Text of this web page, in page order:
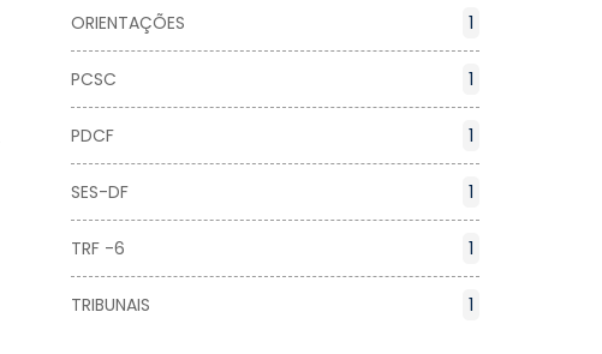
ORIENTAÇÕES 1
PCSC 1
PDCF 1
SES-DF 1
TRF -6 1
TRIBUNAIS 1